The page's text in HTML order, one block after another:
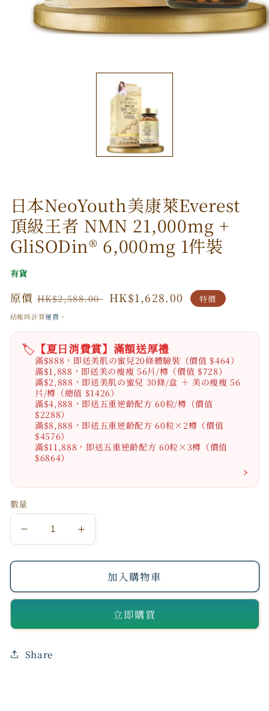
1
日本NeoYouth美康萊Everest
頂級王者 NMN 21,000mg +
GliSODin®️ 6,000mg 1件裝
有貨
原
價
原價HK$2,588.00
特
HK$1,628.00 特價
結帳時計算運費 。
🏷️ 【夏日消費賞】滿額送厚禮
滿$888，即送美肌の蜜兒20條體驗裝（價值 $464）
滿$1,888，即送美の瘦瘦 56片/樽（價值 $728）
滿$2,888，即送美肌の蜜兒 30條/盒 ＋ 美の瘦瘦 56
片/樽（總值 $1426）
滿$4,888，即送五重逆齡配方 60粒/樽（價值
$2288）
滿$8,888，即送五重逆齡配方 60粒×2樽（價值
$4576）
滿$11,888，即送五重逆齡配方 60粒×3樽（價值
$6864）
›
數量
康
頂
NeoYouth
康
加入購物車
立即購買
Share